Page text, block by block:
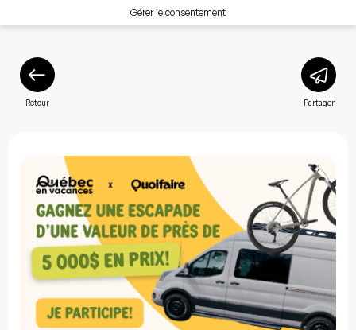
Gérer le consentement
Retour Partager